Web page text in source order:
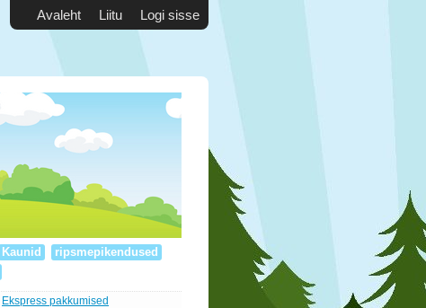
Avaleht Liitu Logi sisse
Kaunid
ripsmepikendused
Ekspress pakkumised